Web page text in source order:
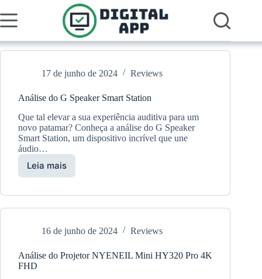
para
o
17 de junho de 2024 Reviews
Análise do G Speaker Smart Station
Que tal elevar a sua experiência auditiva para um
novo patamar? Conheça a análise do G Speaker
Smart Station, um dispositivo incrível que une
áudio…
Leia mais
Análise
G
Station
16 de junho de 2024 Reviews
Análise do Projetor NYENEIL Mini HY320 Pro 4K
FHD